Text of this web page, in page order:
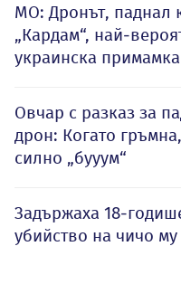
МО: Дронът, паднал
„Кардам“, най-
украинска
Овчар с разказ за
дрон: Когато
силно „бууум“
Задържаха 18-
убийство на чичо му